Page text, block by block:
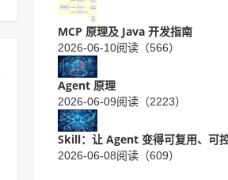
MCP 原理及 Java 开发指南
2026-06-10阅读（566）
Agent 原理
2026-06-09阅读（2223）
Skill：让 Agent 变得可复用、可
2026-06-08阅读（609）